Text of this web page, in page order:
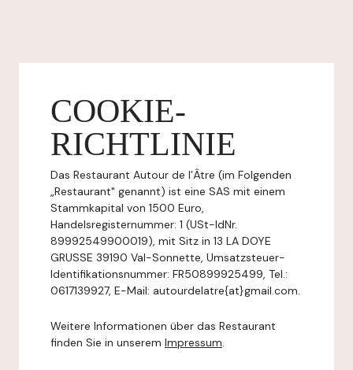
COOKIE-
RICHTLINIE
Das Restaurant Autour de l’Âtre (im Folgenden
„Restaurant" genannt) ist eine SAS mit einem
Stammkapital von 1500 Euro,
Handelsregisternummer: 1 (USt-IdNr.
89992549900019), mit Sitz in 13 LA DOYE
GRUSSE 39190 Val-Sonnette, Umsatzsteuer-
Identifikationsnummer: FR50899925499, Tel.:
0617139927, E-Mail: autourdelatre{at}gmail.com.
Weitere Informationen über das Restaurant
finden Sie in unserem Impressum.